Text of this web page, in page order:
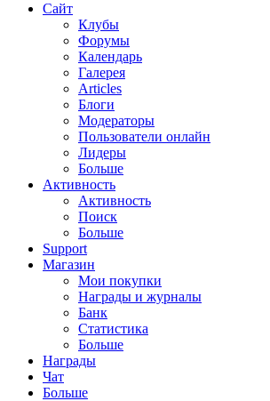
Сайт
Клубы
Форумы
Календарь
Галерея
Articles
Блоги
Модераторы
Пользователи онлайн
Лидеры
Больше
Активность
Активность
Поиск
Больше
Support
Магазин
Мои покупки
Награды и журналы
Банк
Статистика
Больше
Награды
Чат
Больше